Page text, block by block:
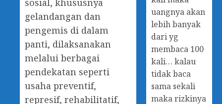
sosial, khususnya
gelandangan dan
pengemis di dalam
panti, dilaksanakan
melalui berbagai
pendekatan seperti
usaha preventif,
represif, rehabilitatif,
uangnya akan
lebih banyak
dari yg
membaca 100
kali… kalau
tidak baca
sama sekali
maka rizkinya